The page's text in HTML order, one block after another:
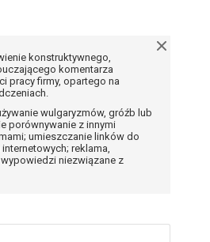
konstruktywnego,
komentarza
pracy firmy, opartego na
wulgaryzmów, gróźb lub
porównywanie z innymi
umieszczanie linków do
reklama,
niezwiązane z